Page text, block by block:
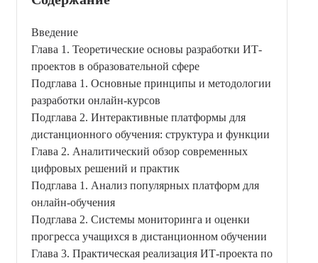
Введение
Глава 1. Теоретические основы разработки ИТ-
проектов в образовательной сфере
Подглава 1. Основные принципы и методологии
разработки онлайн-курсов
Подглава 2. Интерактивные платформы для
дистанционного обучения: структура и функции
Глава 2. Аналитический обзор современных
цифровых решений и практик
Подглава 1. Анализ популярных платформ для
онлайн-обучения
Подглава 2. Системы мониторинга и оценки
прогресса учащихся в дистанционном обучении
Глава 3. Практическая реализация ИТ-проекта по